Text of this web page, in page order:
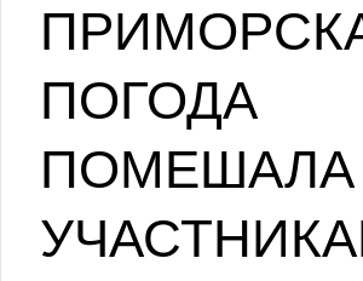
ПОГОДА
ПОМЕШАЛА